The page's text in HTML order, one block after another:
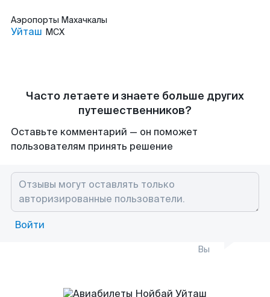
Аэропорты Махачкалы
Уйташ MCX
Часто летаете и знаете больше других
путешественников?
Оставьте комментарий — он поможет
пользователям принять решение
Войти
Вы